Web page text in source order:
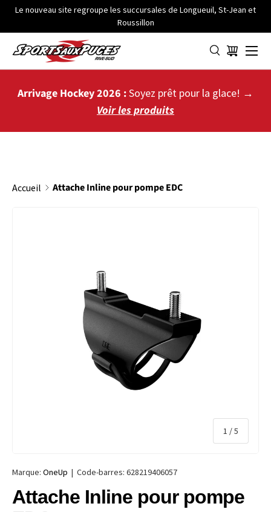
ALLER AU CONTENU
Le nouveau site regroupe les succursales de Longueuil, St-Jean et
Roussillon
Panier
Menu
Arrivage Hockey 2026 :Soyez prêt pour la glace! →
Voir les produits
Accueil Attache Inline pour pompe EDC
1 /de
5
Marque: OneUp | Code-barres: 628219406057
Attache Inline pour pompe